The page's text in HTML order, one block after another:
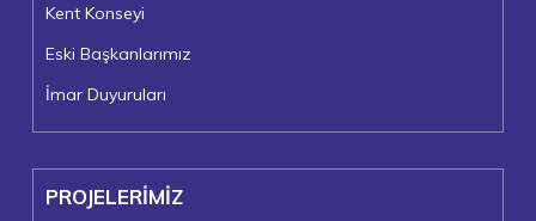
Kent Konseyi
Eski Başkanlarımız
İmar Duyuruları
PROJELERİMİZ